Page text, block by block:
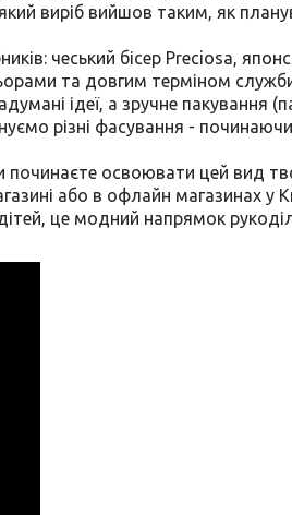
виріб вийшов таким, як
чеський бісер Preciosa,
та довгим терміном
ідеї, а зручне пакування
різні фасування -
починаєте освоювати цей вид
або в офлайн магазинах у
це модний напрямок